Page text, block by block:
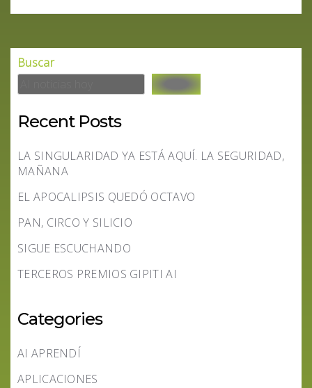
Buscar
Recent Posts
LA SINGULARIDAD YA ESTÁ AQUÍ. LA SEGURIDAD,
MAÑANA
EL APOCALIPSIS QUEDÓ OCTAVO
PAN, CIRCO Y SILICIO
SIGUE ESCUCHANDO
TERCEROS PREMIOS GIPITI AI
Categories
AI APRENDÍ
APLICACIONES